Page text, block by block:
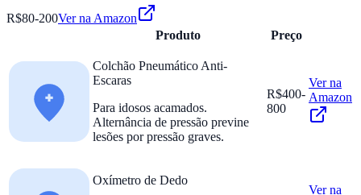
R$80-200Ver na Amazon
Produto
Preço
Colchão Pneumático Anti-
Escaras
Para idosos acamados.
Alternância de pressão previne
lesões por pressão graves.
R$400-
800
Ver na
Amazon
Oxímetro de Dedo
Ver na